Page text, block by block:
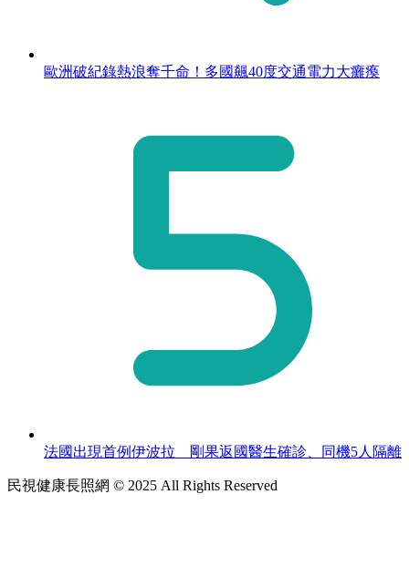
歐洲破紀錄熱浪奪千命！多國飆40度交通電力大癱瘓
法國出現首例伊波拉 剛果返國醫生確診、同機5人隔離
民視健康長照網 © 2025 All Rights Reserved